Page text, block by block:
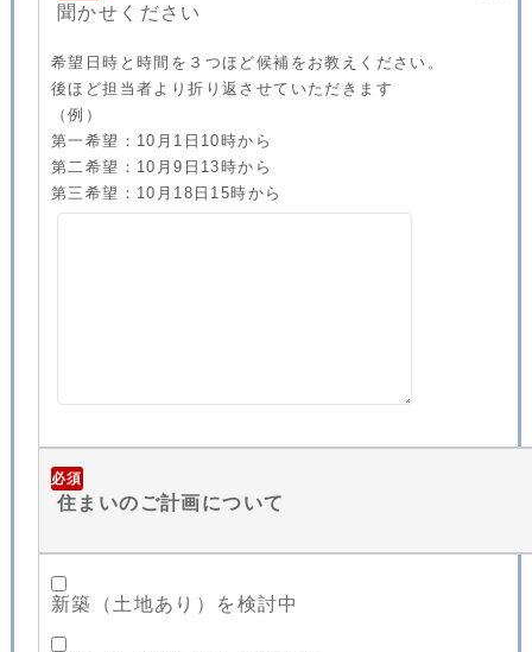
聞かせください
希望日時と時間を３つほど候補をお教えください。
後ほど担当者より折り返させていただきます
（例）
第一希望：10月1日10時から
第二希望：10月9日13時から
第三希望：10月18日15時から
必須
住まいのご計画について
新築（土地あり）を検討中